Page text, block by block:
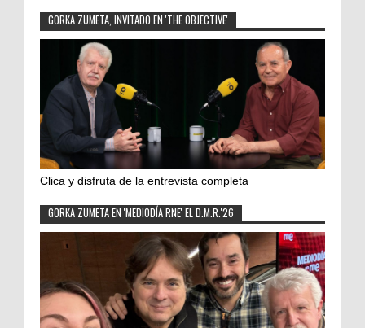
GORKA ZUMETA, INVITADO EN 'THE OBJECTIVE'
Clica y disfruta de la entrevista completa
GORKA ZUMETA EN 'MEDIODÍA RNE' EL D.M.R.'26